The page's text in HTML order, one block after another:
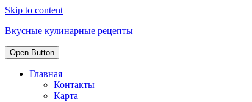
Skip to content
Вкусные кулинарные рецепты
Open Button
Главная
Контакты
Карта